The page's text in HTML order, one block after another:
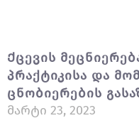
Ქცევის
Პრაქტიკისა Და
Ცნობიერების
Მარტი 23, 2023